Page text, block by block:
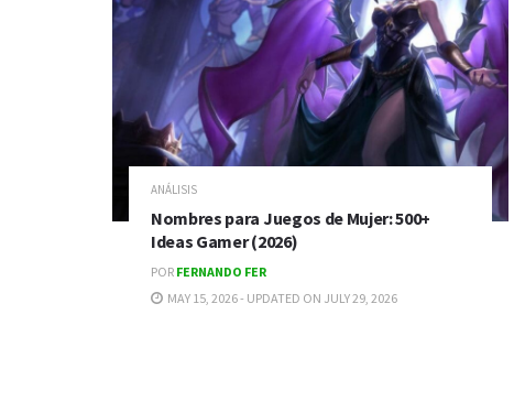
ANÁLISIS
Nombres para Juegos de Mujer: 500+
Ideas Gamer (2026)
POR FERNANDO FER
MAY 15, 2026 - UPDATED ON JULY 29, 2026